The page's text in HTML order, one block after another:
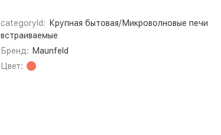
categoryId:
Крупная бытовая/Микроволновые печи
встраиваемые
Бренд: Maunfeld
Цвет: